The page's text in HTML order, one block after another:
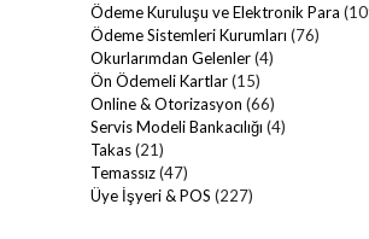
Ödeme Kuruluşu ve Elektronik Para
Ödeme Sistemleri Kurumları (76)
Okurlarımdan Gelenler(4)
Ön Ödemeli Kartlar(15)
Online & Otorizasyon (66)
Servis Modeli Bankacılığı (4)
Takas(21)
Temassız(47)
Üye İşyeri & POS (227)